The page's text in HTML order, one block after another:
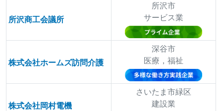
所沢商工会議所
所沢市
サービス業
株式会社ホームズ訪問介護
深谷市
医療，福祉
株式会社岡村電機
さいたま市緑区
建設業